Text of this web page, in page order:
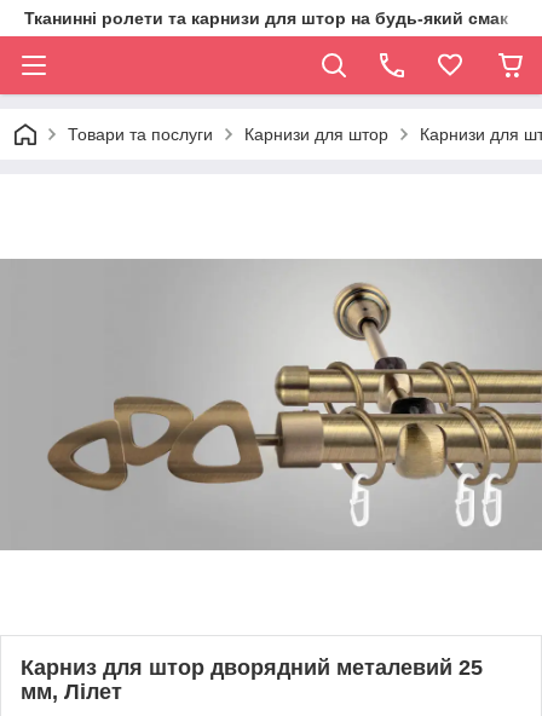
Тканинні ролети та карнизи для штор на будь-який смак
Товари та послуги Карнизи для штор Карнизи для
Карниз для штор дворядний металевий 25
мм, Лілет